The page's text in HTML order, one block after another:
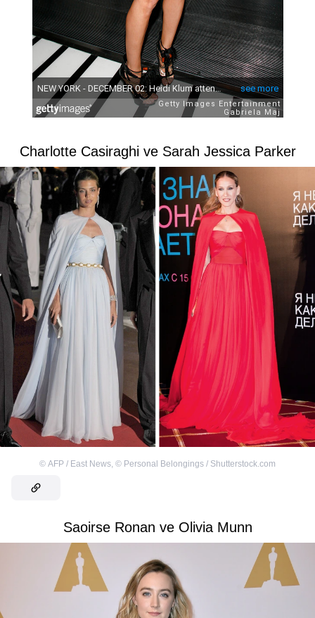
Charlotte Casiraghi ve Sarah Jessica Parker
© AFP / East News © Personal Belongings / Shutterstock.com
Saoirse Ronan ve Olivia Munn